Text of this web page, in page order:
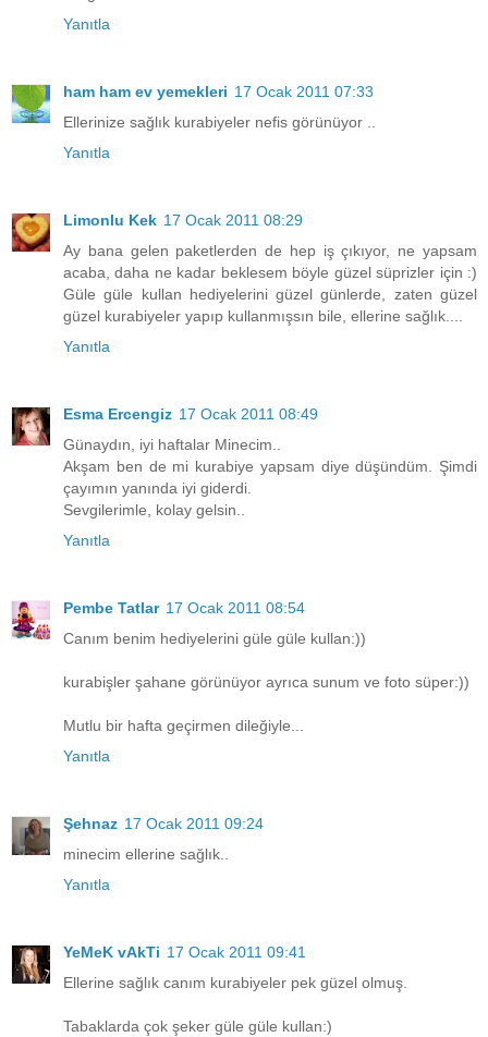
Yanıtla
ham ham ev yemekleri 17 Ocak 2011 07:33
Ellerinize sağlık kurabiyeler nefis görünüyor ..
Yanıtla
Limonlu Kek 17 Ocak 2011 08:29
Ay bana gelen paketlerden de hep iş çıkıyor, ne yapsam
acaba, daha ne kadar beklesem böyle güzel süprizler için :)
Güle güle kullan hediyelerini güzel günlerde, zaten güzel
güzel kurabiyeler yapıp kullanmışsın bile, ellerine sağlık....
Yanıtla
Esma Ercengiz 17 Ocak 2011 08:49
Günaydın, iyi haftalar Minecim..
Akşam ben de mi kurabiye yapsam diye düşündüm. Şimdi
çayımın yanında iyi giderdi.
Sevgilerimle, kolay gelsin..
Yanıtla
Pembe Tatlar 17 Ocak 2011 08:54
Canım benim hediyelerini güle güle kullan:))
kurabişler şahane görünüyor ayrıca sunum ve foto süper:))
Mutlu bir hafta geçirmen dileğiyle...
Yanıtla
Şehnaz 17 Ocak 2011 09:24
minecim ellerine sağlık..
Yanıtla
YeMeK vAkTi 17 Ocak 2011 09:41
Ellerine sağlık canım kurabiyeler pek güzel olmuş.
Tabaklarda çok şeker güle güle kullan:)